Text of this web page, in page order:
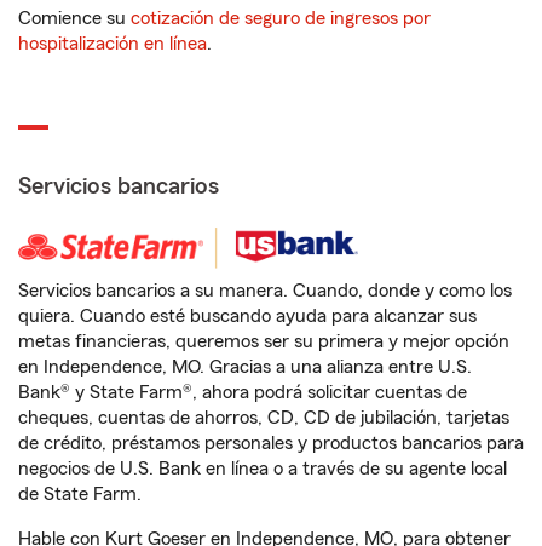
Comience su cotización de seguro de ingresos por
hospitalización en línea.
Servicios bancarios
Servicios bancarios a su manera. Cuando, donde y como los
quiera. Cuando esté buscando ayuda para alcanzar sus
metas financieras, queremos ser su primera y mejor opción
en Independence, MO. Gracias a una alianza entre U.S.
Bank® y State Farm®, ahora podrá solicitar cuentas de
cheques, cuentas de ahorros, CD, CD de jubilación, tarjetas
de crédito, préstamos personales y productos bancarios para
negocios de U.S. Bank en línea o a través de su agente local
de State Farm.
Hable con Kurt Goeser en Independence, MO, para obtener